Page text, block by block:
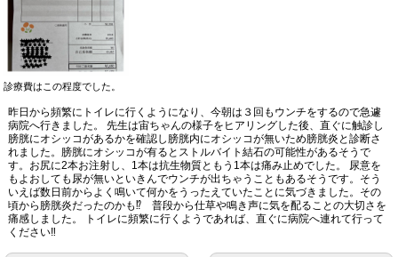
診療費はこの程度でした。
昨日から頻繁にトイレに行くようになり、今朝は３回もウンチをするので急遽
病院へ行きました。 先生は宙ちゃんの様子をヒアリングした後、直ぐに触診し
膀胱にオシッコがあるかを確認し膀胱内にオシッコが無いため膀胱炎と診断さ
れました。膀胱にオシッコが有るとストルバイト結石の可能性があるそうで
す。お尻に2本お注射し、1本は抗生物質ともう1本は痛み止めでした。 尿意を
もよおしても尿が無いといきんでウンチが出ちゃうこともあるそうです。そう
いえば数日前からよく鳴いて何かをうったえていたことに気づきました。その
頃から膀胱炎だったのかも⁉️ 普段から仕草や鳴き声に気を配ることの大切さを
痛感しました。 トイレに頻繁に行くようであれば、直ぐに病院へ連れて行って
ください‼️